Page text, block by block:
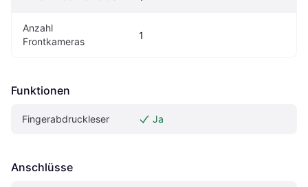
Anzahl
Frontkameras
1
Funktionen
Fingerabdruckleser Ja
Anschlüsse